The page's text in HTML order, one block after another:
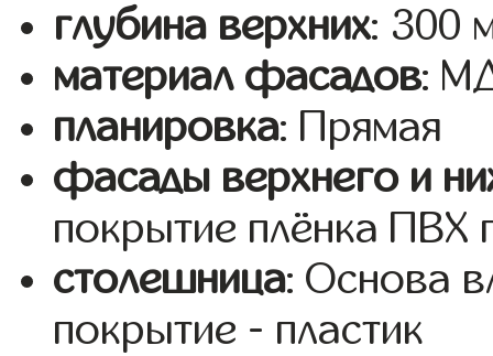
глубина верхних: 300
материал фасадов:
планировка: Прямая
фасады верхнего и
покрытие плёнка ПВХ
столешница: Основа
покрытие - пластик